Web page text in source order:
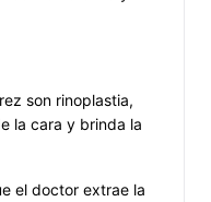
son rinoplastia,
la cara y brinda la
el doctor extrae la